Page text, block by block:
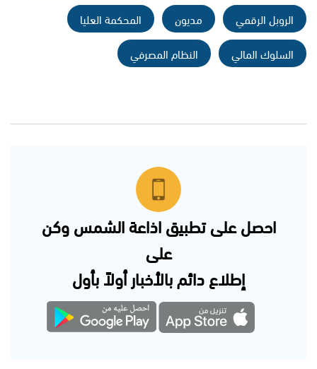
الروبل الرقمي
مديون
المحكمة العليا
السلوك المالي
النظام المصرفي
احصل على تطبيق اذاعة الشمس وكن
على
إطلاع دائم بالأخبار أولاً بأول